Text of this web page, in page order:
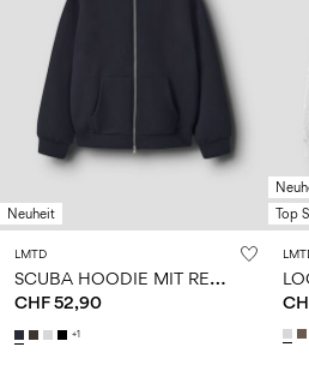
Neuheit
LMTD
S
CUBA HOODIE MIT REISSVERSCHLUSS
CHF 52,90
+1
Top